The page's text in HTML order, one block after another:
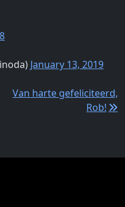
January 13, 2019
Van harte gefeliciteerd,
Rob!